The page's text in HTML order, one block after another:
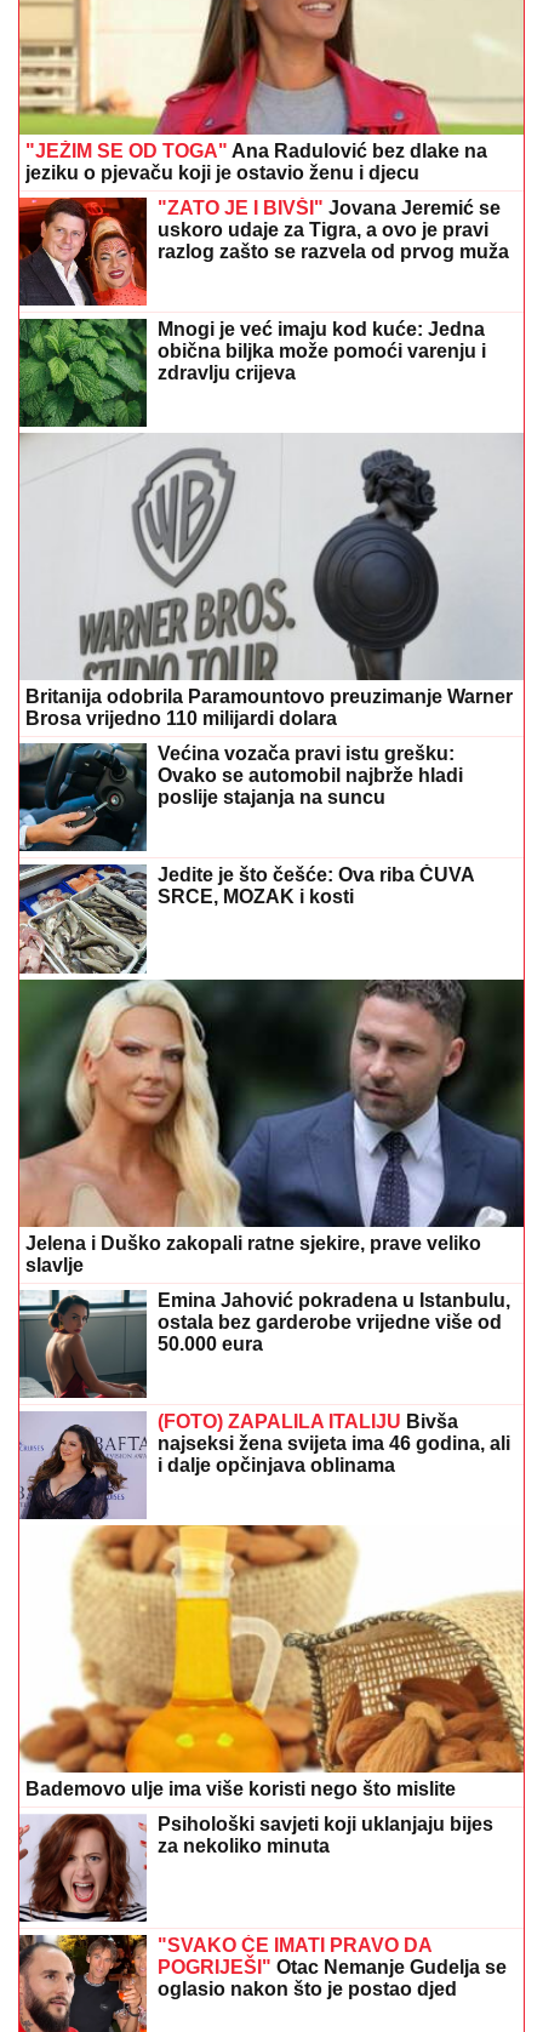
"JEŽIM SE OD TOGA" Ana Radulović bez dlake na
jeziku o pjevaču koji je ostavio ženu i djecu
"ZATO JE I BIVŠI" Jovana Jeremić se
uskoro udaje za Tigra, a ovo je pravi
razlog zašto se razvela od prvog muža
Mnogi je već imaju kod kuće: Jedna
obična biljka može pomoći varenju i
zdravlju crijeva
Britanija odobrila Paramountovo preuzimanje Warner
Brosa vrijedno 110 milijardi dolara
Većina vozača pravi istu grešku:
Ovako se automobil najbrže hladi
poslije stajanja na suncu
Jedite je što češće: Ova riba ČUVA
SRCE, MOZAK i kosti
Jelena i Duško zakopali ratne sjekire, prave veliko
slavlje
Emina Jahović pokradena u Istanbulu,
ostala bez garderobe vrijedne više od
50.000 eura
(FOTO) ZAPALILA ITALIJU Bivša
najseksi žena svijeta ima 46 godina, ali
i dalje opčinjava oblinama
Bademovo ulje ima više koristi nego što mislite
Psihološki savjeti koji uklanjaju bijes
za nekoliko minuta
"SVAKO ĆE IMATI PRAVO DA
POGRIJEŠI" Otac Nemanje Gudelja se
oglasio nakon što je postao djed